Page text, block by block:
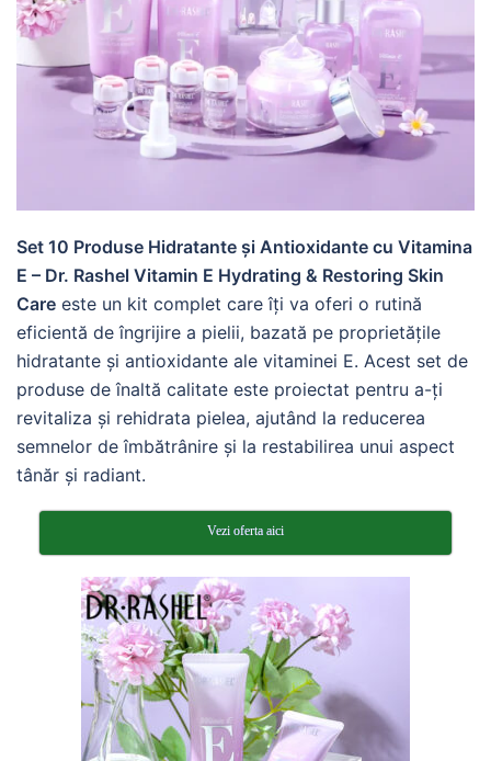
Set 10 Produse Hidratante și Antioxidante cu Vitamina
E – Dr. Rashel Vitamin E Hydrating & Restoring Skin
Care este un kit complet care îți va oferi o rutină
eficientă de îngrijire a pielii, bazată pe proprietățile
hidratante și antioxidante ale vitaminei E. Acest set de
produse de înaltă calitate este proiectat pentru a-ți
revitaliza și rehidrata pielea, ajutând la reducerea
semnelor de îmbătrânire și la restabilirea unui aspect
tânăr și radiant.
Vezi oferta aici